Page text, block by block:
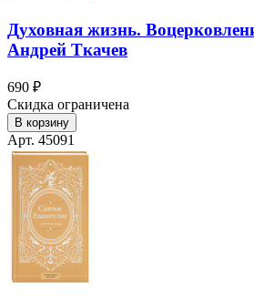
Духовная жизнь.
Андрей Ткачев
690 ₽
Скидка ограничена
В корзину
Арт. 45091